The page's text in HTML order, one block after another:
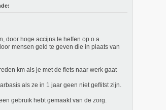
door hoge accijns te heffen op o.a.
mensen geld te geven die in plaats van
km als je met de fiets naar werk gaat
als ze in 1 jaar geen niet geflitst zijn.
gebruik hebt gemaakt van de zorg.